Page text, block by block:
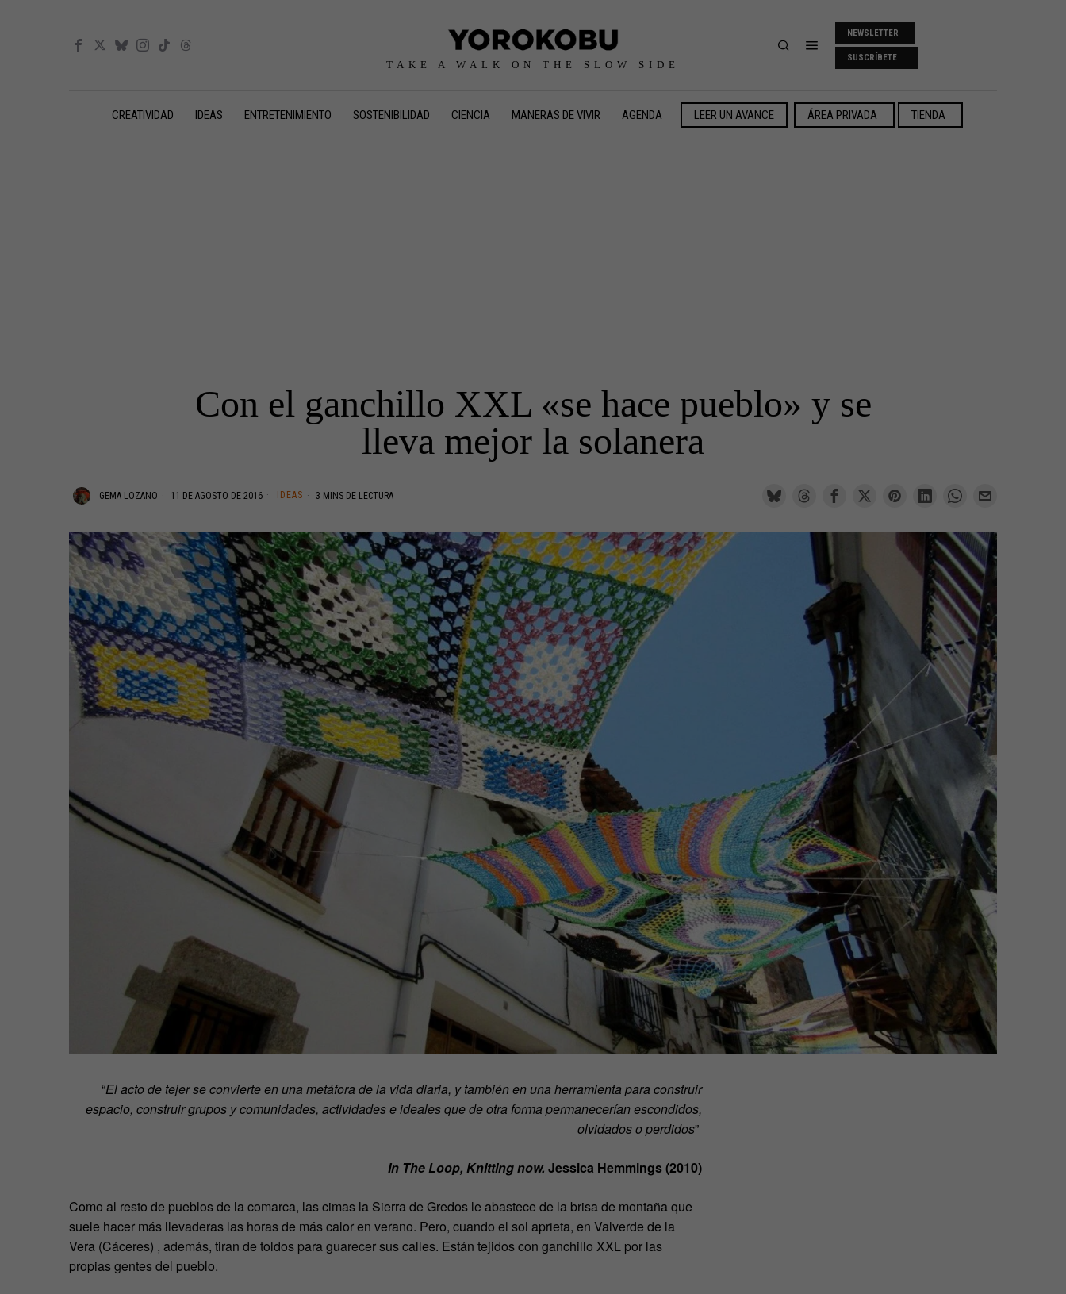
TAKE A WALK ON THE SLOW SIDE
NEWSLETTER
SUSCRÍBETE
CREATIVIDAD IDEAS ENTRETENIMIENTO SOSTENIBILIDAD CIENCIA MANERAS DE VIVIR AGENDA LEER UN AVANCE ÁREA PRIVADA TIENDA
Con el ganchillo XXL «se hace pueblo» y se
lleva mejor la solanera
GEMA LOZANO 11 DE AGOSTO DE 2016 IDEAS 3 MINS DE LECTURA
“El acto de tejer se convierte en una metáfora de la vida diaria, y también en una herramienta para construir
espacio, construir grupos y comunidades, actividades e ideales que de otra forma permanecerían escondidos,
olvidados o perdidos”
In The Loop, Knitting now. Jessica Hemmings(2010)
Como al resto de pueblos de la comarca, las cimas la Sierra de Gredos le abastece de la brisa de montaña que
suele hacer más llevaderas las horas de más calor en verano. Pero, cuando el sol aprieta, en Valverde de la
Vera (Cáceres) , además, tiran de toldos para guarecer sus calles. Están tejidos con ganchillo XXL por las
propias gentes del pueblo.